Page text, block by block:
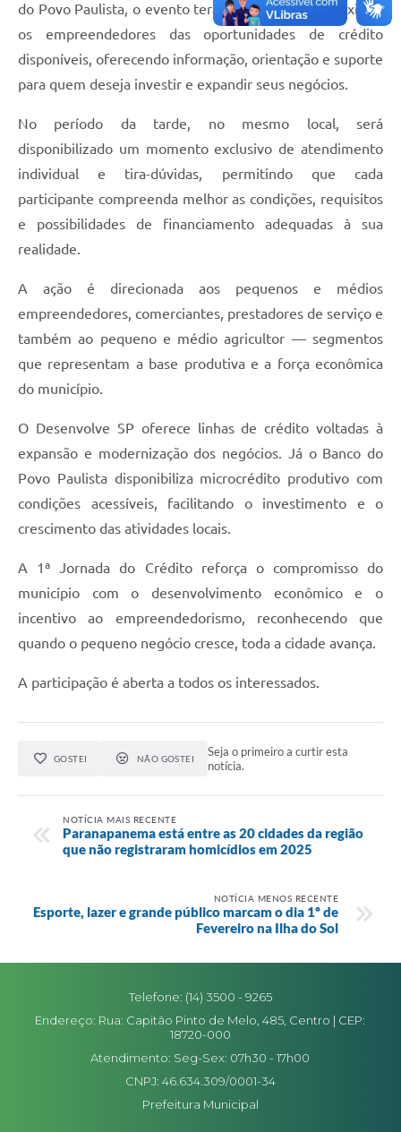
do Povo Paulista, o evento terá como objetivo aproximar
os empreendedores das oportunidades de crédito
disponíveis, oferecendo informação, orientação e suporte
para quem deseja investir e expandir seus negócios.
No período da tarde, no mesmo local, será
disponibilizado um momento exclusivo de atendimento
individual e tira-dúvidas, permitindo que cada
participante compreenda melhor as condições, requisitos
e possibilidades de financiamento adequadas à sua
realidade.
A ação é direcionada aos pequenos e médios
empreendedores, comerciantes, prestadores de serviço e
também ao pequeno e médio agricultor — segmentos
que representam a base produtiva e a força econômica
do município.
O Desenvolve SP oferece linhas de crédito voltadas à
expansão e modernização dos negócios. Já o Banco do
Povo Paulista disponibiliza microcrédito produtivo com
condições acessíveis, facilitando o investimento e o
crescimento das atividades locais.
A 1ª Jornada do Crédito reforça o compromisso do
município com o desenvolvimento econômico e o
incentivo ao empreendedorismo, reconhecendo que
quando o pequeno negócio cresce, toda a cidade avança.
A participação é aberta a todos os interessados.
GOSTEI NÃO GOSTEI
Seja o primeiro a curtir esta
notícia.
NOTÍCIA MAIS RECENTE
Paranapanema está entre as 20 cidades da região
que não registraram homicídios em 2025
NOTÍCIA MENOS RECENTE
Esporte, lazer e grande público marcam o dia 1º de
Fevereiro na Ilha do Sol
Telefone: (14) 3500 - 9265
Endereço: Rua: Capitão Pinto de Melo, 485, Centro | CEP:
18720-000
Atendimento: Seg-Sex: 07h30 - 17h00
CNPJ: 46.634.309/0001-34
Prefeitura Municipal